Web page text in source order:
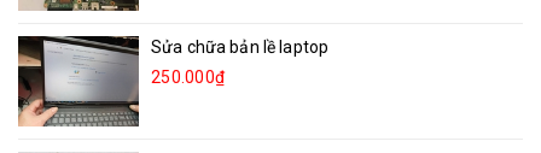
Sửa chữa bản lề laptop
250.000₫